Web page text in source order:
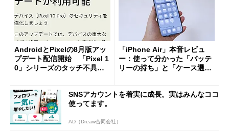
AndroidとPixelの8月版アッ
プデート配信開始 「Pixel 1
0」シリーズのタッチ不具合
「iPhone Air」本音レビュ
ー：使って分かった「バッテ
リーの持ち」と「ケース選
SNSアカウントを着実に成長。実はみんなココ
使ってます。
AD（Dreaw合同会社）